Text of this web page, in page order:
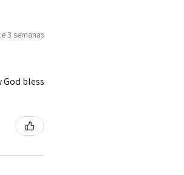
3 semanas
bless